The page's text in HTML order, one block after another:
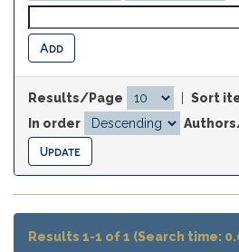
Results/Page
Sort
In order
Results 1-1 of 1 (Search time: